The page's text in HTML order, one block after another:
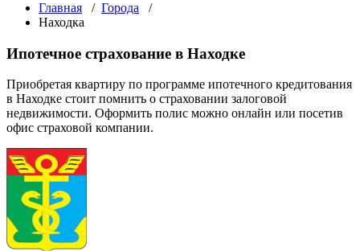
Главная / Города /
Находка
Ипотечное страхование в Находке
Приобретая квартиру по программе ипотечного кредитования
в Находке стоит помнить о страховании залоговой
недвижимости. Оформить полис можно онлайн или посетив
офис страховой компании.